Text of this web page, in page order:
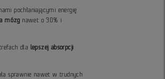
pochłaniającymi energię
mózg nawet o 30% i
dla lepszej absorpcji
sprawnie nawet w trudnych